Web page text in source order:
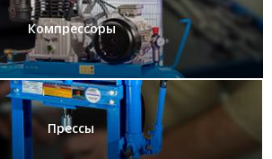
Компрессоры
Прессы